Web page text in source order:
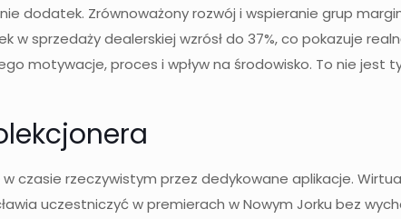
dodatek. Zrównoważony rozwój i wspieranie grup
w sprzedaży dealerskiej wzrósł do 37%, co pokazuje
motywacje, proces i wpływ na środowisko. To nie
czasie rzeczywistym przez dedykowane aplikacje.
uczestniczyć w premierach w Nowym Jorku bez